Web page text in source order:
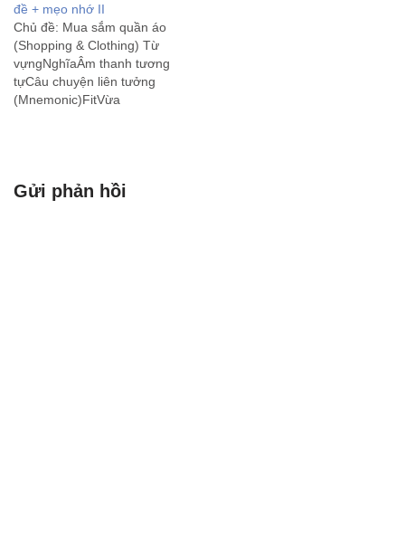
đề + mẹo nhớ II
Chủ đề: Mua sắm quần áo
(Shopping & Clothing) Từ
vựngNghĩaÂm thanh tương
tựCâu chuyện liên tưởng
(Mnemonic)FitVừa
đến tai.LooseRộngLuMặc
Gửi phản hồi